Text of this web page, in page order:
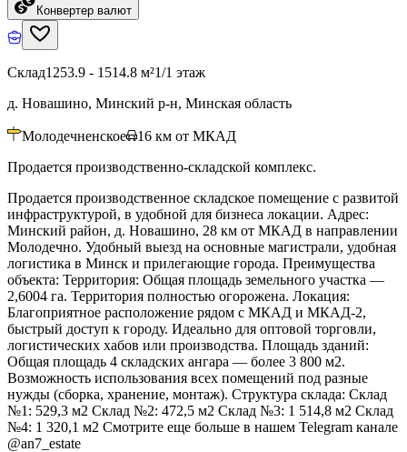
Конвертер валют
Склад1253.9 - 1514.8 м²1/1 этаж
д. Новашино, Минский р-н, Минская область
Молодечненское 16 км от МКАД
Продается производственно-складской комплекс.
Продается производственное складское помещение с развитой
инфраструктурой, в удобной для бизнеса локации. Адрес:
Минский район, д. Новашино, 28 км от МКАД в направлении
Молодечно. Удобный выезд на основные магистрали, удобная
логистика в Минск и прилегающие города. Преимущества
объекта: Территория: Общая площадь земельного участка —
2,6004 га. Территория полностью огорожена. Локация:
Благоприятное расположение рядом с МКАД и МКАД-2,
быстрый доступ к городу. Идеально для оптовой торговли,
логистических хабов или производства. Площадь зданий:
Общая площадь 4 складских ангара — более 3 800 м2.
Возможность использования всех помещений под разные
нужды (сборка, хранение, монтаж). Структура склада: Склад
№1: 529,3 м2 Склад №2: 472,5 м2 Склад №3: 1 514,8 м2 Склад
№4: 1 320,1 м2 Смотрите еще больше в нашем Telegram канале
@an7_estate